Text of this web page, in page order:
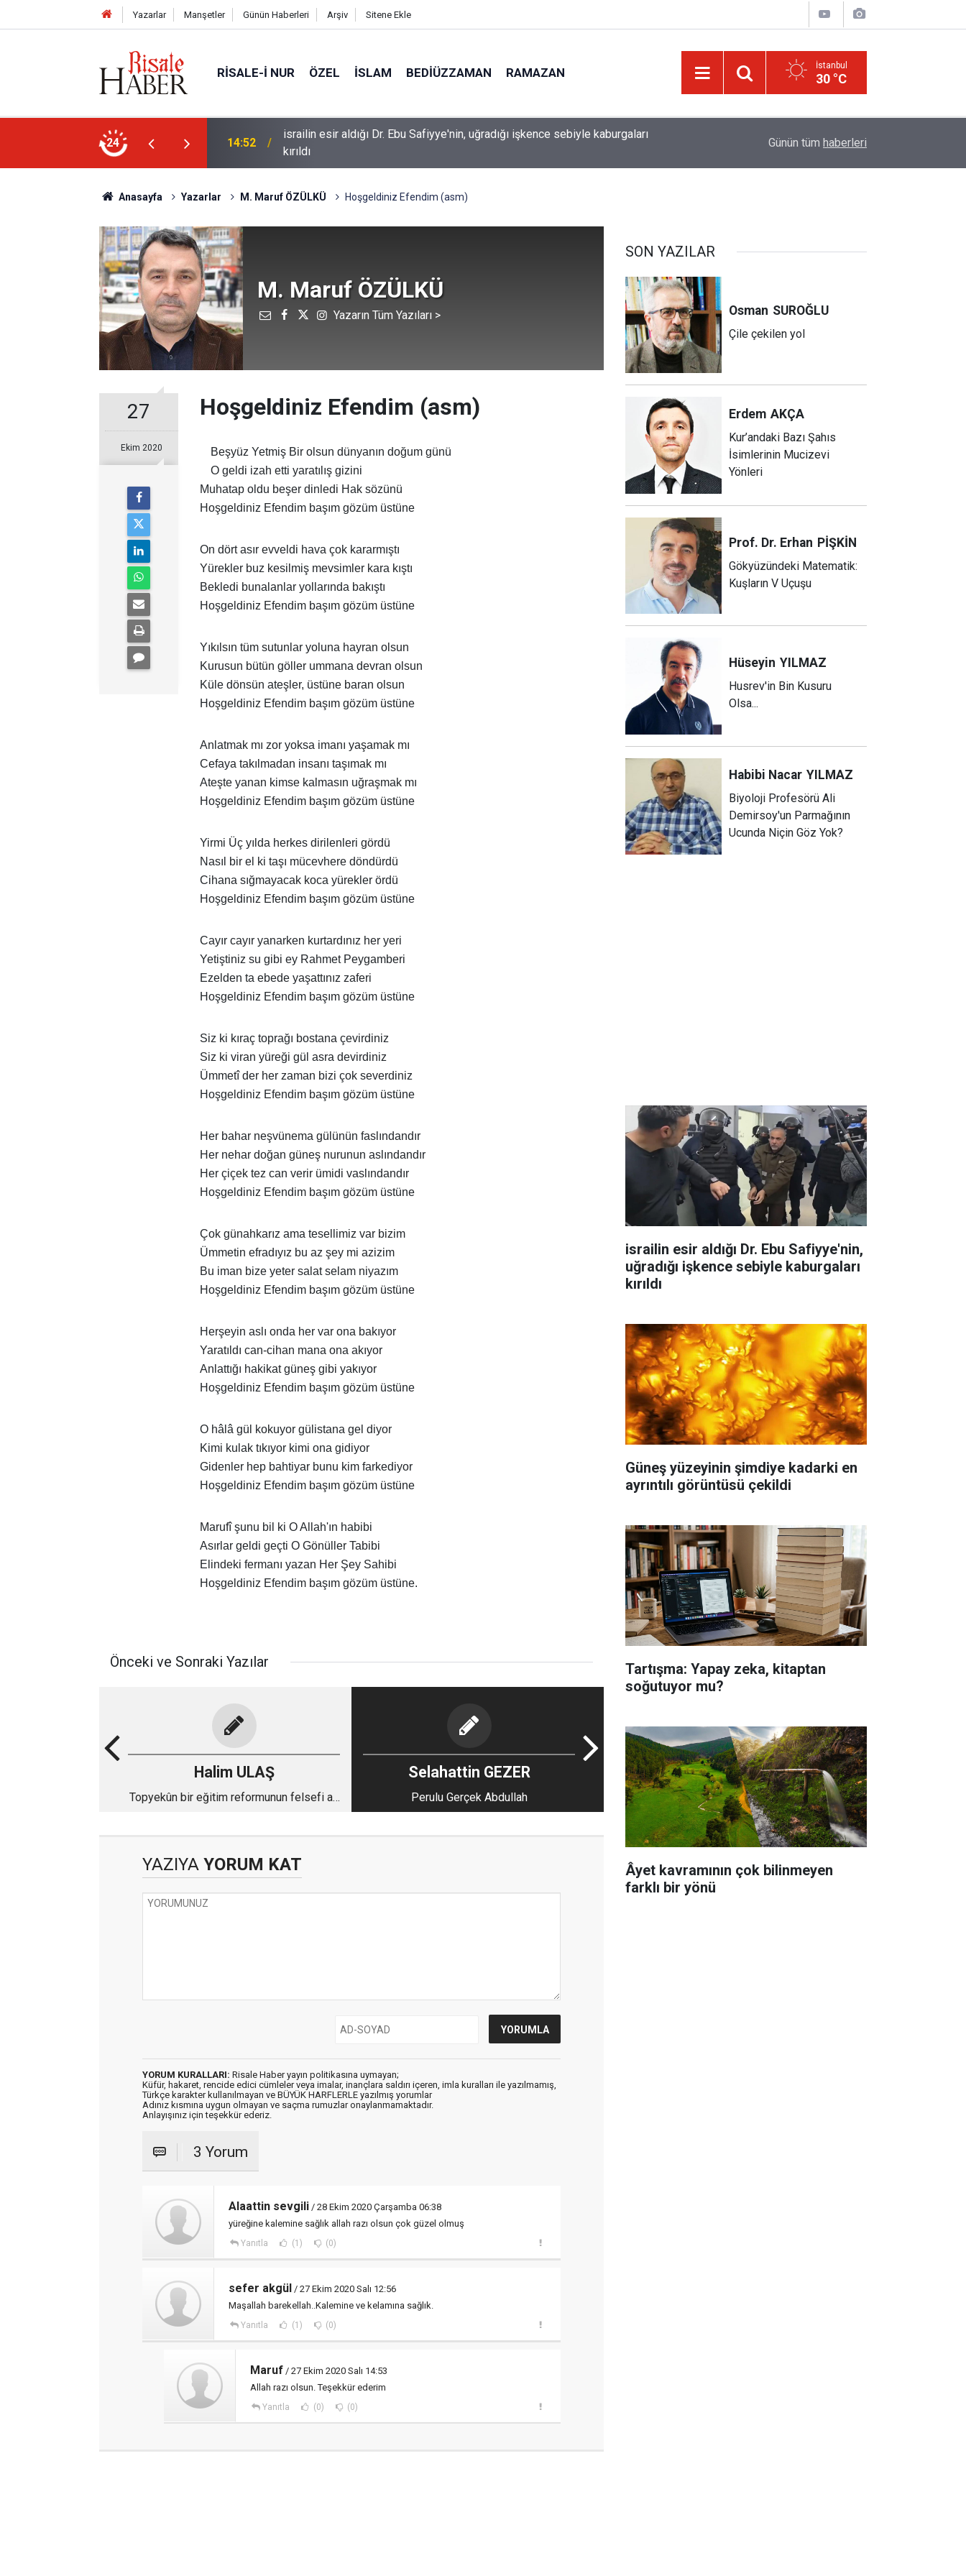
Yazarlar Manşetler Günün Haberleri Arşiv Sitene Ekle
RISALE-I NUR ÖZEL İSLAM BEDIÜZZAMAN RAMAZAN İstanbul
30 °C
24
uğradığı işkence sebiyle kaburgaları
14:18 Güneş yüzeyinin şimdiye kadarki en ayrıntılı görüntüsü çekildi Tartışma: Yapay zeka, kitaptan soğutuyor mu?
Günün tüm haberleri
Anasayfa Yazarlar M. Maruf ÖZÜLKÜ Hoşgeldiniz Efendim (asm)
M. Maruf ÖZÜLKÜ
Yazarın Tüm Yazıları >
27
Ekim 2020
Hoşgeldiniz Efendim (asm)
Beşyüz Yetmiş Bir olsun dünyanın doğum günü
O geldi izah etti yaratılış gizini
Muhatap oldu beşer dinledi Hak sözünü
Hoşgeldiniz Efendim başım gözüm üstüne
On dört asır evveldi hava çok kararmıştı
Yürekler buz kesilmiş mevsimler kara kıştı
Bekledi bunalanlar yollarında bakıştı
Hoşgeldiniz Efendim başım gözüm üstüne
Yıkılsın tüm sutunlar yoluna hayran olsun
Kurusun bütün göller ummana devran olsun
Küle dönsün ateşler, üstüne baran olsun
Hoşgeldiniz Efendim başım gözüm üstüne
Anlatmak mı zor yoksa imanı yaşamak mı
Cefaya takılmadan insanı taşımak mı
Ateşte yanan kimse kalmasın uğraşmak mı
Hoşgeldiniz Efendim başım gözüm üstüne
Yirmi Üç yılda herkes dirilenleri gördü
Nasıl bir el ki taşı mücevhere döndürdü
Cihana sığmayacak koca yürekler ördü
Hoşgeldiniz Efendim başım gözüm üstüne
Cayır cayır yanarken kurtardınız her yeri
Yetiştiniz su gibi ey Rahmet Peygamberi
Ezelden ta ebede yaşattınız zaferi
Hoşgeldiniz Efendim başım gözüm üstüne
Siz ki kıraç toprağı bostana çevirdiniz
Siz ki viran yüreği gül asra devirdiniz
Ümmetî der her zaman bizi çok severdiniz
Hoşgeldiniz Efendim başım gözüm üstüne
Her bahar neşvünema gülünün faslındandır
Her nehar doğan güneş nurunun aslındandır
Her çiçek tez can verir ümidi vaslındandır
Hoşgeldiniz Efendim başım gözüm üstüne
Çok günahkarız ama tesellimiz var bizim
Ümmetin efradıyız bu az şey mi azizim
Bu iman bize yeter salat selam niyazım
Hoşgeldiniz Efendim başım gözüm üstüne
Herşeyin aslı onda her var ona bakıyor
Yaratıldı can-cihan mana ona akıyor
Anlattığı hakikat güneş gibi yakıyor
Hoşgeldiniz Efendim başım gözüm üstüne
O hâlâ gül kokuyor gülistana gel diyor
Kimi kulak tıkıyor kimi ona gidiyor
Gidenler hep bahtiyar bunu kim farkediyor
Hoşgeldiniz Efendim başım gözüm üstüne
Marufî şunu bil ki O Allah'ın habibi
Asırlar geldi geçti O Gönüller Tabibi
Elindeki fermanı yazan Her Şey Sahibi
Hoşgeldiniz Efendim başım gözüm üstüne.
Önceki ve Sonraki Yazılar
Halim ULAŞ
Topyekûn bir eğitim reformunun felsefi alt
Selahattin GEZER
Perulu Gerçek Abdullah
YAZIYA YORUM KAT
YORUM KURALLARI: Risale Haber yayın politikasına uymayan;
Küfür, hakaret, rencide edici cümleler veya imalar, inançlara saldırı içeren, imla kuralları ile yazılmamış,
Türkçe karakter kullanılmayan ve BÜYÜK HARFLERLE yazılmış yorumlar
Adınız kısmına uygun olmayan ve saçma rumuzlar onaylanmamaktadır.
Anlayışınız için teşekkür ederiz.
3 Yorum
Alaattin sevgili / 28 Ekim 2020 Çarşamba 06:38
yüreğine kalemine sağlık allah razı olsun çok güzel olmuş
Yanıtla (1) (0)
sefer akgül / 27 Ekim 2020 Salı 12:56
Maşallah barekellah..Kalemine ve kelamına sağlık.
Yanıtla (1) (0)
Maruf / 27 Ekim 2020 Salı 14:53
Allah razı olsun. Teşekkür ederim
Yanıtla (0) (0)
SON YAZILAR
Osman SUROĞLU
Çile çekilen yol
Erdem AKÇA
Kur’andaki Bazı Şahıs
İsimlerinin Mucizevi
Yönleri
Prof. Dr. Erhan PİŞKİN
Gökyüzündeki Matematik:
Kuşların V Uçuşu
Hüseyin YILMAZ
Husrev'in Bin Kusuru
Olsa...
Habibi Nacar YILMAZ
Biyoloji Profesörü Ali
Demirsoy'un Parmağının
Ucunda Niçin Göz Yok?
israilin esir aldığı Dr. Ebu Safiyye'nin,
uğradığı işkence sebiyle kaburgaları
kırıldı
Güneş yüzeyinin şimdiye kadarki en
ayrıntılı görüntüsü çekildi
Tartışma: Yapay zeka, kitaptan
soğutuyor mu?
Âyet kavramının çok bilinmeyen
farklı bir yönü